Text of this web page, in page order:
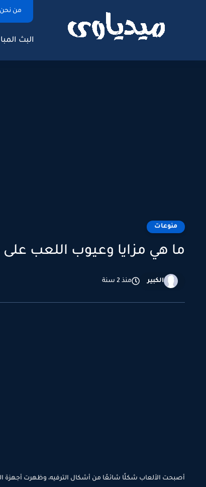
من نحن
البث
منوعات
ما هي مزايا وعيوب اللعب
الكبير منذ 2 سنة